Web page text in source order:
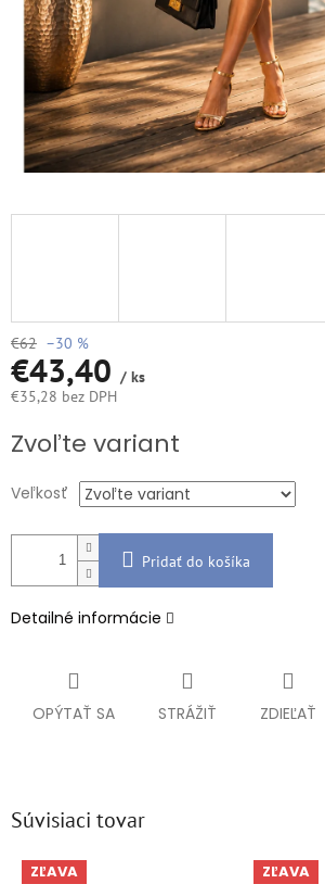
€62 –30 %
€43,40 / ks
€35,28 bez DPH
cena:
Zvoľte variant
Veľkosť
Pridať do košíka
Detailné informácie
OPÝTAŤ SA STRÁŽIŤ ZDIEĽAŤ
Súvisiaci tovar
ZĽAVA
ZĽAVA